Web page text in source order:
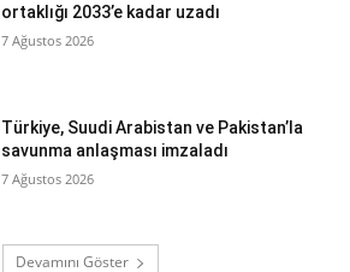
ortaklığı 2033’e kadar uzadı
7 Ağustos 2026
Türkiye, Suudi Arabistan ve Pakistan’la
savunma anlaşması imzaladı
7 Ağustos 2026
Devamını Göster